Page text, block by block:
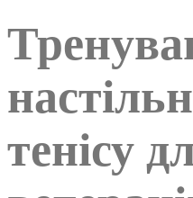
тенісу